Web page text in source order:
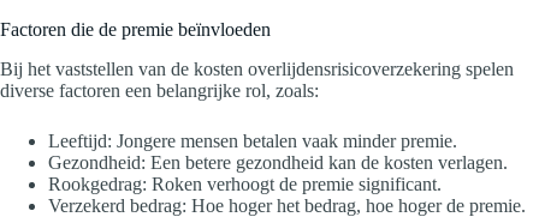
Factoren die de premie beïnvloeden
Bij het vaststellen van de kosten overlijdensrisicoverzekering spelen
diverse factoren een belangrijke rol, zoals:
Leeftijd: Jongere mensen betalen vaak minder premie.
Gezondheid: Een betere gezondheid kan de kosten verlagen.
Rookgedrag: Roken verhoogt de premie significant.
Verzekerd bedrag: Hoe hoger het bedrag, hoe hoger de premie.